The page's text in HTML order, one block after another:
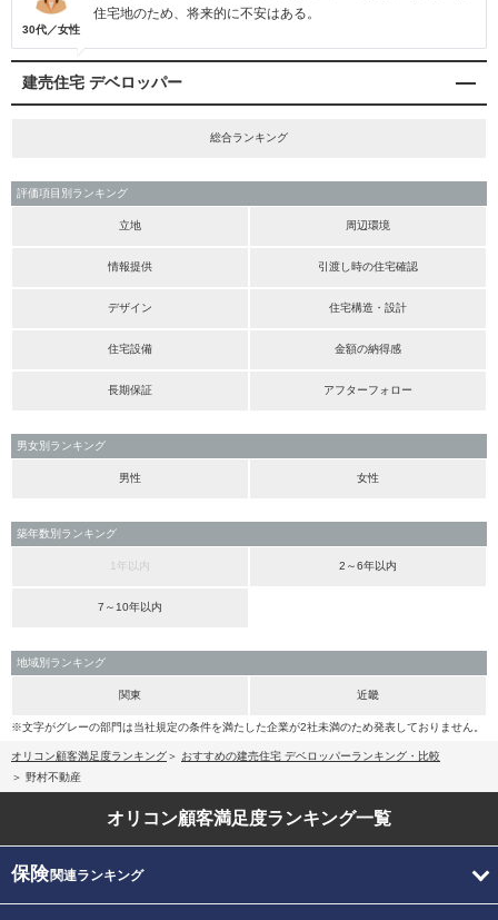
30代／女性
住宅地のため、将来的に不安はある。
建売住宅 デベロッパー
総合ランキング
評価項目別ランキング
立地 周辺環境
情報提供 引渡し時の住宅確認
デザイン 住宅構造・設計
住宅設備 金額の納得感
長期保証 アフターフォロー
男女別ランキング
男性 女性
築年数別ランキング
1年以内 2～6年以内
7～10年以内
地域別ランキング
関東 近畿
※文字がグレーの部門は当社規定の条件を満たした企業が2社未満のため発表しておりません。
オリコン顧客満足度ランキング
おすすめの建売住宅 デベロッパーランキング・比較
野村不動産
オリコン顧客満足度ランキング一覧
保険関連ランキング